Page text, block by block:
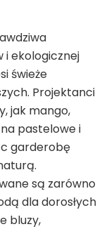
i ekologicznej
świeże
Projektanci
jak mango,
pastelowe i
garderobę
są zarówno
dla dorosłych
bluzy,